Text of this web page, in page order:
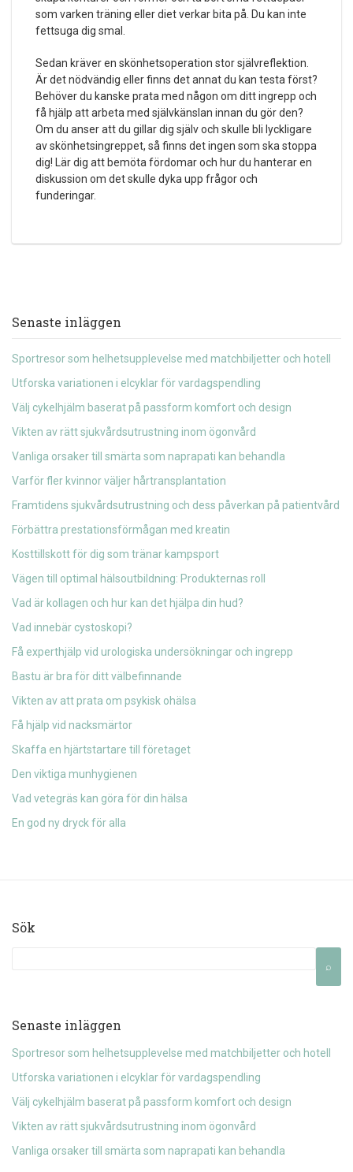
som varken träning eller diet verkar bita på. Du kan inte
fettsuga dig smal.
Sedan kräver en skönhetsoperation stor självreflektion.
Är det nödvändig eller finns det annat du kan testa först?
Behöver du kanske prata med någon om ditt ingrepp och
få hjälp att arbeta med självkänslan innan du gör den?
Om du anser att du gillar dig själv och skulle bli lyckligare
av skönhetsingreppet, så finns det ingen som ska stoppa
dig! Lär dig att bemöta fördomar och hur du hanterar en
diskussion om det skulle dyka upp frågor och
funderingar.
Senaste inläggen
Sportresor som helhetsupplevelse med matchbiljetter och hotell
Utforska variationen i elcyklar för vardagspendling
Välj cykelhjälm baserat på passform komfort och design
Vikten av rätt sjukvårdsutrustning inom ögonvård
Vanliga orsaker till smärta som naprapati kan behandla
Varför fler kvinnor väljer hårtransplantation
Framtidens sjukvårdsutrustning och dess påverkan på patientvård
Förbättra prestationsförmågan med kreatin
Kosttillskott för dig som tränar kampsport
Vägen till optimal hälsoutbildning: Produkternas roll
Vad är kollagen och hur kan det hjälpa din hud?
Vad innebär cystoskopi?
Få experthjälp vid urologiska undersökningar och ingrepp
Bastu är bra för ditt välbefinnande
Vikten av att prata om psykisk ohälsa
Få hjälp vid nacksmärtor
Skaffa en hjärtstartare till företaget
Den viktiga munhygienen
Vad vetegräs kan göra för din hälsa
En god ny dryck för alla
Sök
Senaste inläggen
Sportresor som helhetsupplevelse med matchbiljetter och hotell
Utforska variationen i elcyklar för vardagspendling
Välj cykelhjälm baserat på passform komfort och design
Vikten av rätt sjukvårdsutrustning inom ögonvård
Vanliga orsaker till smärta som naprapati kan behandla